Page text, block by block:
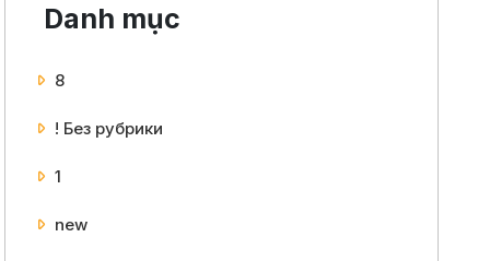
Danh mục
8
! Без рубрики
1
new